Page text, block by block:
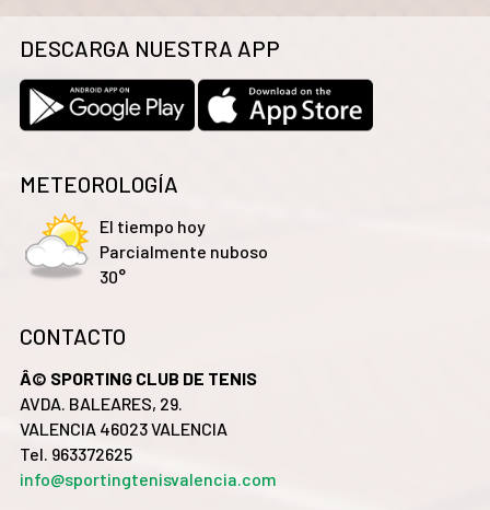
DESCARGA NUESTRA APP
METEOROLOGÍA
El tiempo hoy
Parcialmente nuboso
30°
CONTACTO
Â© SPORTING CLUB DE TENIS
AVDA. BALEARES, 29.
VALENCIA 46023 VALENCIA
Tel. 963372625
info@sportingtenisvalencia.com